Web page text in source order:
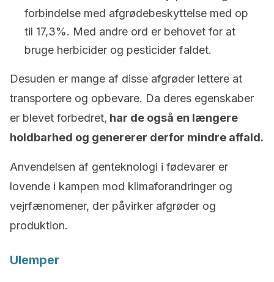
forbindelse med afgrødebeskyttelse med op
til 17,3%. Med andre ord er behovet for at
bruge herbicider og pesticider faldet.
Desuden er mange af disse afgrøder lettere at
transportere og opbevare. Da deres egenskaber
er blevet forbedret, har de også en længere
holdbarhed og genererer derfor mindre affald.
Anvendelsen af genteknologi i fødevarer er
lovende i kampen mod klimaforandringer og
vejrfænomener, der påvirker afgrøder og
produktion.
Ulemper